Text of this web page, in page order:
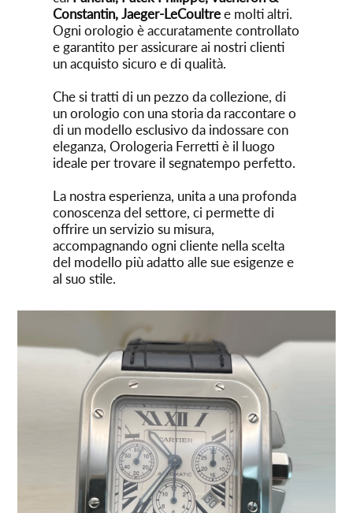
Constantin, Jaeger-LeCoultree molti altri.
Ogni orologio è accuratamente controllato
e garantito per assicurare ai nostri clienti
un acquisto sicuro e di qualità.
Che si tratti di un pezzo da collezione, di
un orologio con una storia da raccontare o
di un modello esclusivo da indossare con
eleganza, Orologeria Ferretti è il luogo
ideale per trovare il segnatempo perfetto.
La nostra esperienza, unita a una profonda
conoscenza del settore, ci permette di
offrire un servizio su misura,
accompagnando ogni cliente nella scelta
del modello più adatto alle sue esigenze e
al suo stile.